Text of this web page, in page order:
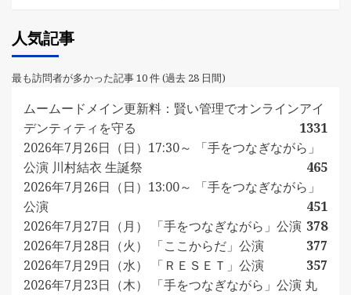
人気記事
最も訪問者が多かった記事 10 件 (過去 28 日間)
ムームードメイン更新料：賢い管理でオンラインアイ
デンティティを守る
1331
2026年7月26日（日）17:30～ 「手をつなぎながら」
公演 川村結衣 生誕祭
465
2026年7月26日（日）13:00～ 「手をつなぎながら」
公演
451
2026年7月27日（月） 「手をつなぎながら」公演 378
2026年7月28日（火） 「ここからだ」公演
377
2026年7月29日（水） 「ＲＥＳＥＴ」公演
357
2026年7月23日（木） 「手をつなぎながら」公演 丸